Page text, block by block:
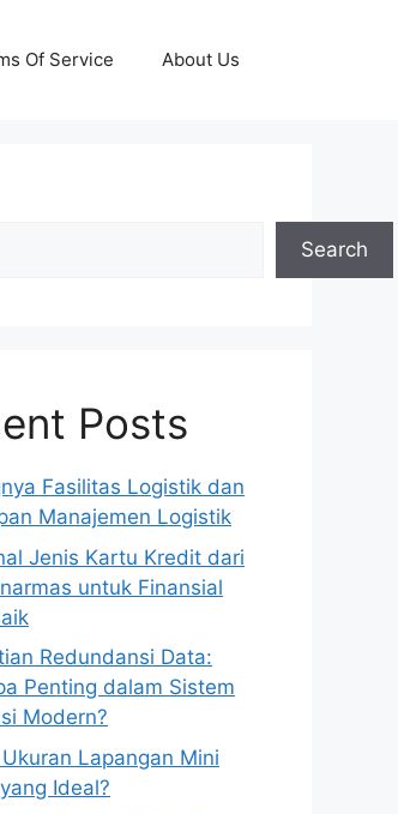
Of Service About Us
Search
Posts
Fasilitas Logistik dan
Manajemen Logistik
Jenis Kartu Kredit dari
untuk Finansial
Redundansi Data:
Penting dalam Sistem
Modern?
Lapangan Mini
Ideal?